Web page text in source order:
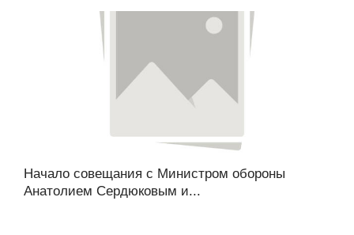
Начало совещания с Министром обороны
Анатолием Сердюковым и...